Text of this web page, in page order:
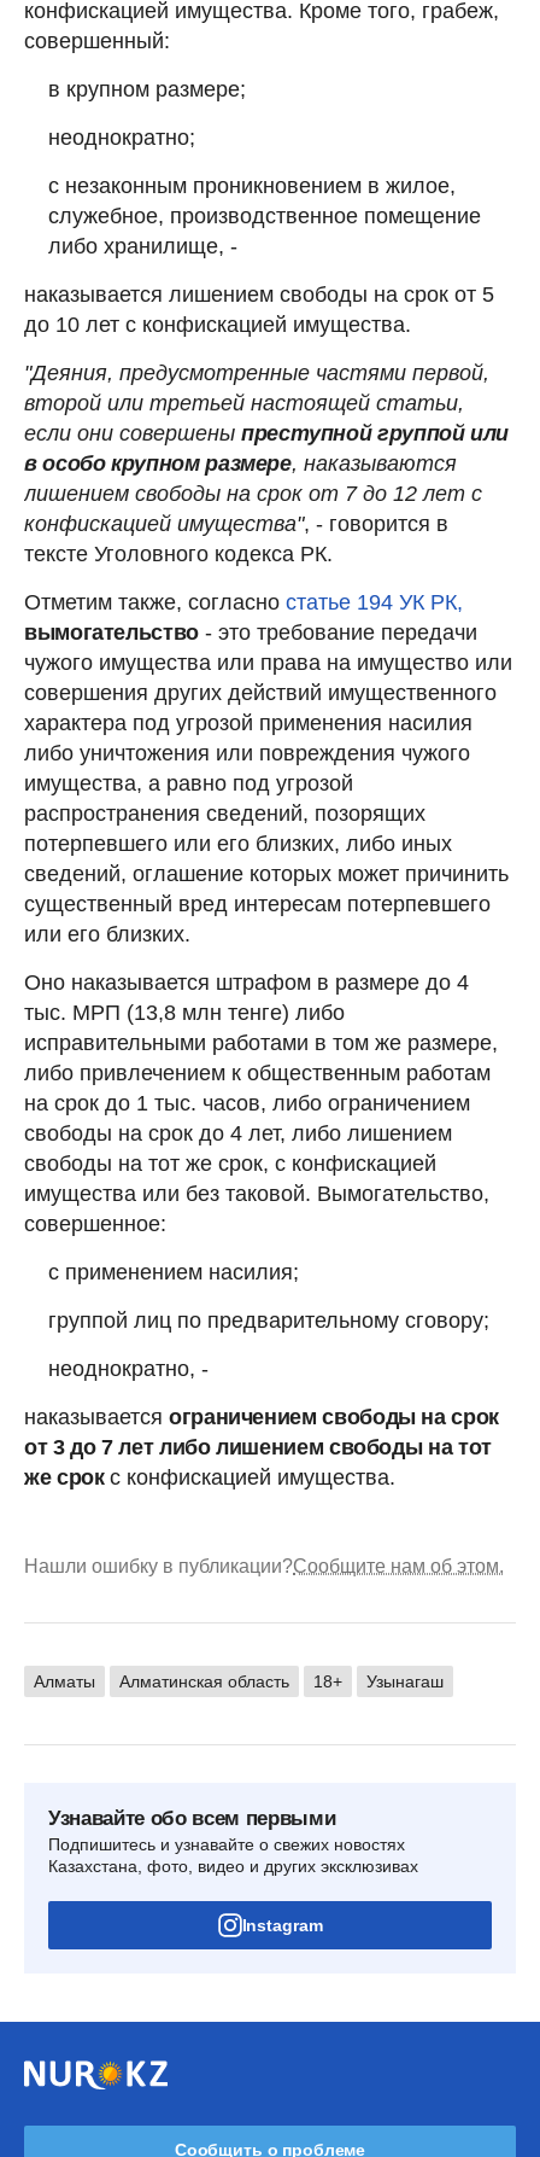
конфискацией имущества. Кроме того, грабеж,
совершенный:
в крупном размере;
неоднократно;
с незаконным проникновением в жилое,
служебное, производственное помещение
либо хранилище, -
наказывается лишением свободы на срок от 5
до 10 лет с конфискацией имущества.
"Деяния, предусмотренные частями первой,
второй или третьей настоящей статьи,
если они совершены преступной группой или
в особо крупном размере, наказываются
лишением свободы на срок от 7 до 12 лет с
конфискацией имущества", - говорится в
тексте Уголовного кодекса РК.
Отметим также, согласно статье 194 УК РК,
вымогательство - это требование передачи
чужого имущества или права на имущество или
совершения других действий имущественного
характера под угрозой применения насилия
либо уничтожения или повреждения чужого
имущества, а равно под угрозой
распространения сведений, позорящих
потерпевшего или его близких, либо иных
сведений, оглашение которых может причинить
существенный вред интересам потерпевшего
или его близких.
Оно наказывается штрафом в размере до 4
тыс. МРП (13,8 млн тенге) либо
исправительными работами в том же размере,
либо привлечением к общественным работам
на срок до 1 тыс. часов, либо ограничением
свободы на срок до 4 лет, либо лишением
свободы на тот же срок, с конфискацией
имущества или без таковой. Вымогательство,
совершенное:
с применением насилия;
группой лиц по предварительному сговору;
неоднократно, -
наказывается ограничением свободы на срок
от 3 до 7 лет либо лишением свободы на тот
же срокс конфискацией имущества.
Нашли ошибку в публикации?Сообщите нам об этом.
Алматы Алматинская область 18+ Узынагаш
Узнавайте обо всем первыми
Подпишитесь и узнавайте о свежих новостях
Казахстана, фото, видео и других эксклюзивах
Instagram
Сообщить о проблеме